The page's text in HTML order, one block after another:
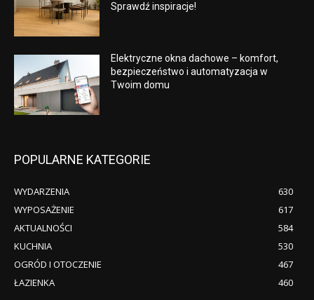
Sprawdź inspiracje!
Elektryczne okna dachowe – komfort,
bezpieczeństwo i automatyzacja w
Twoim domu
POPULARNE KATEGORIE
WYDARZENIA
630
WYPOSAŻENIE
617
AKTUALNOŚCI
584
KUCHNIA
530
OGRÓD I OTOCZENIE
467
ŁAZIENKA
460